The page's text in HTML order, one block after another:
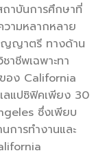
าบันการศึกษาที่
ามหลากหลาย
ญญาตรี ทางด้าน
าชีพเฉพาะทา
อง California
ลแปซิฟิคเพียง 30
ซึ่งเพียบ
การทำงานและ